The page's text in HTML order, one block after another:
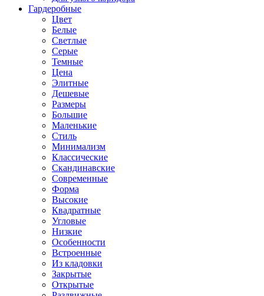
Гардеробные
Цвет
Белые
Светлые
Серые
Темные
Цена
Элитные
Дешевые
Размеры
Большие
Маленькие
Стиль
Минимализм
Классические
Скандинавские
Современные
Форма
Высокие
Квадратные
Угловые
Низкие
Особенности
Встроенные
Из кладовки
Закрытые
Открытые